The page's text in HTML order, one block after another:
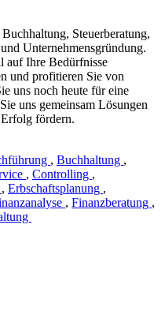
Steuerberatung,
Unternehmensgründung.
auf Ihre Bedürfnisse
und profitieren Sie von
uns noch heute für eine
uns gemeinsam Lösungen
fördern.
, Buchhaltung ,
, Controlling ,
, Erbschaftsplanung ,
, Finanzberatung ,